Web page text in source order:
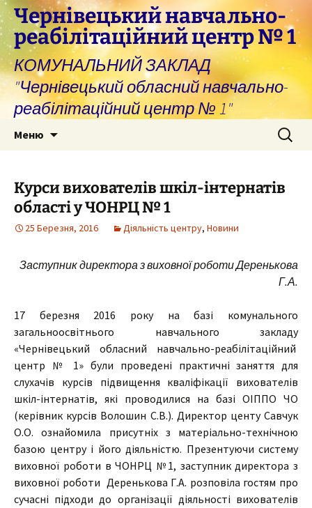
Перейти
до
вмісту
Чернівецький навчально-
реабілітаційний центр № 1
КОМУНАЛЬНИЙ ЗАКЛАД
"Чернівецький обласний навчально-
реабілітаційний центр № 1"
Меню Пошук:
Курси вихователів шкіл-інтернатів
області у ЧОНРЦ № 1
25 Березня, 2016 Діяльність центру, Новини
Заступник директора з виховної роботи Деренькова
Г.А.
17 березня 2016 року на базі комунального
загальноосвітнього навчального закладу
«Чернівецький обласний навчально-реабілітаційний
центр № 1» були проведені практичні заняття для
слухачів курсів підвищення кваліфікації вихователів
шкіл-інтернатів, які проводилися на базі ОІППО ЧО
(керівник курсів Волошин С.В.). Директор центу Савчук
О.О. ознайомила присутніх з матеріально-технічною
базою центру і його діяльністю. Презентуючи систему
виховної роботи в ЧОНРЦ №1, заступник директора з
виховної роботи Деренькова Г.А. розповіла гостям про
сучасні підходи до організації діяльності вихователів